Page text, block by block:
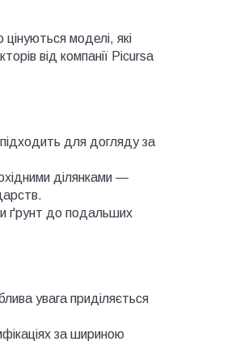
моделі, які
від компанії Picursa
для догляду за
ділянками —
ґрунт до подальших
увага приділяється
за шириною